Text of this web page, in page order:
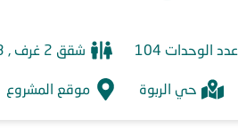
عدد الوحدات 104 شقق 2 غرف , 3 غرف
حي الربوة موقع المشروع